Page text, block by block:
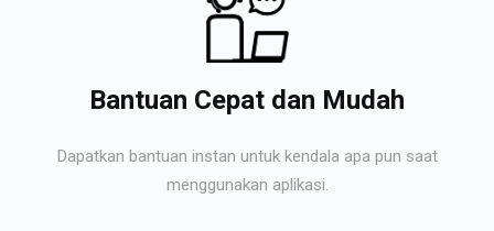
Bantuan Cepat dan Mudah
Dapatkan bantuan instan untuk kendala apa pun saat
menggunakan aplikasi.